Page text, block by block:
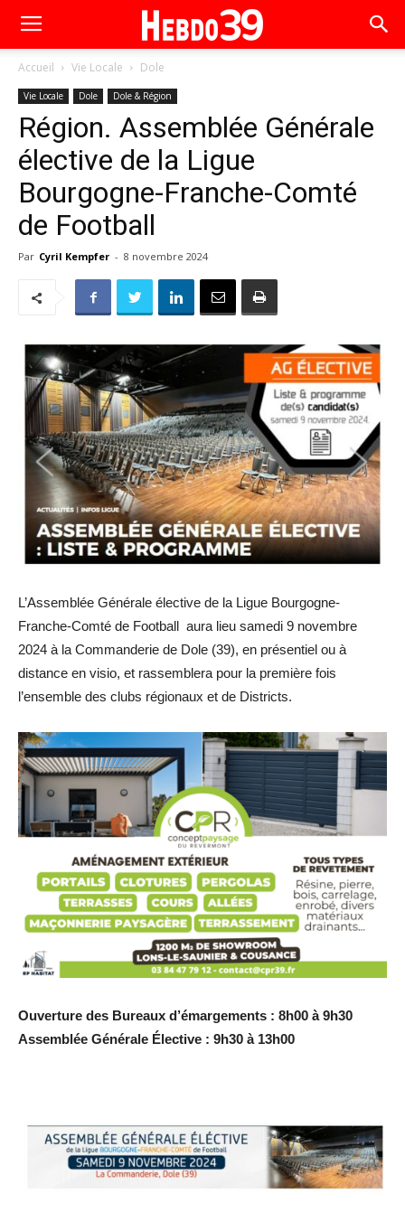
Accueil Vie Locale Dole
Vie Locale Dole Dole & Région
Région. Assemblée Générale
élective de la Ligue
Bourgogne-Franche-Comté
de Football
Par Cyril Kempfer - 8 novembre 2024
L’Assemblée Générale élective de la Ligue Bourgogne-
Franche-Comté de Football aura lieu samedi 9 novembre
2024 à la Commanderie de Dole (39), en présentiel ou à
distance en visio, et rassemblera pour la première fois
l’ensemble des clubs régionaux et de Districts.
Ouverture des Bureaux d’émargements : 8h00 à 9h30
Assemblée Générale Élective : 9h30 à 13h00